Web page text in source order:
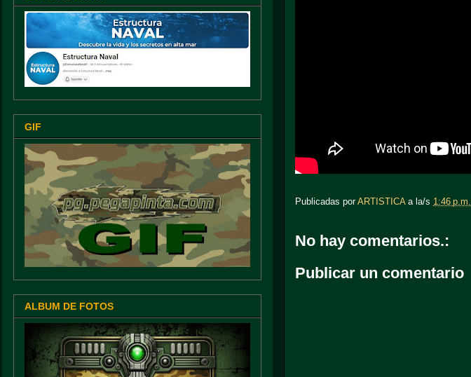
Publicadas porARTISTICA a la/s 1:46 p.m.
No hay comentarios.:
Publicar un comentario
GIF
ALBUM DE FOTOS